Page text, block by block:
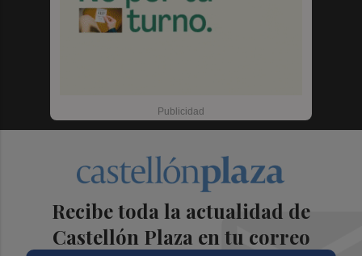
Recibe toda la actualidad de
Castellón Plaza en tu correo